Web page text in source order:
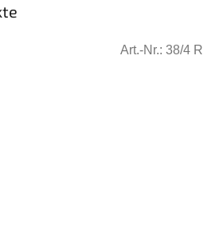
Art.-Nr.: 38/4 R